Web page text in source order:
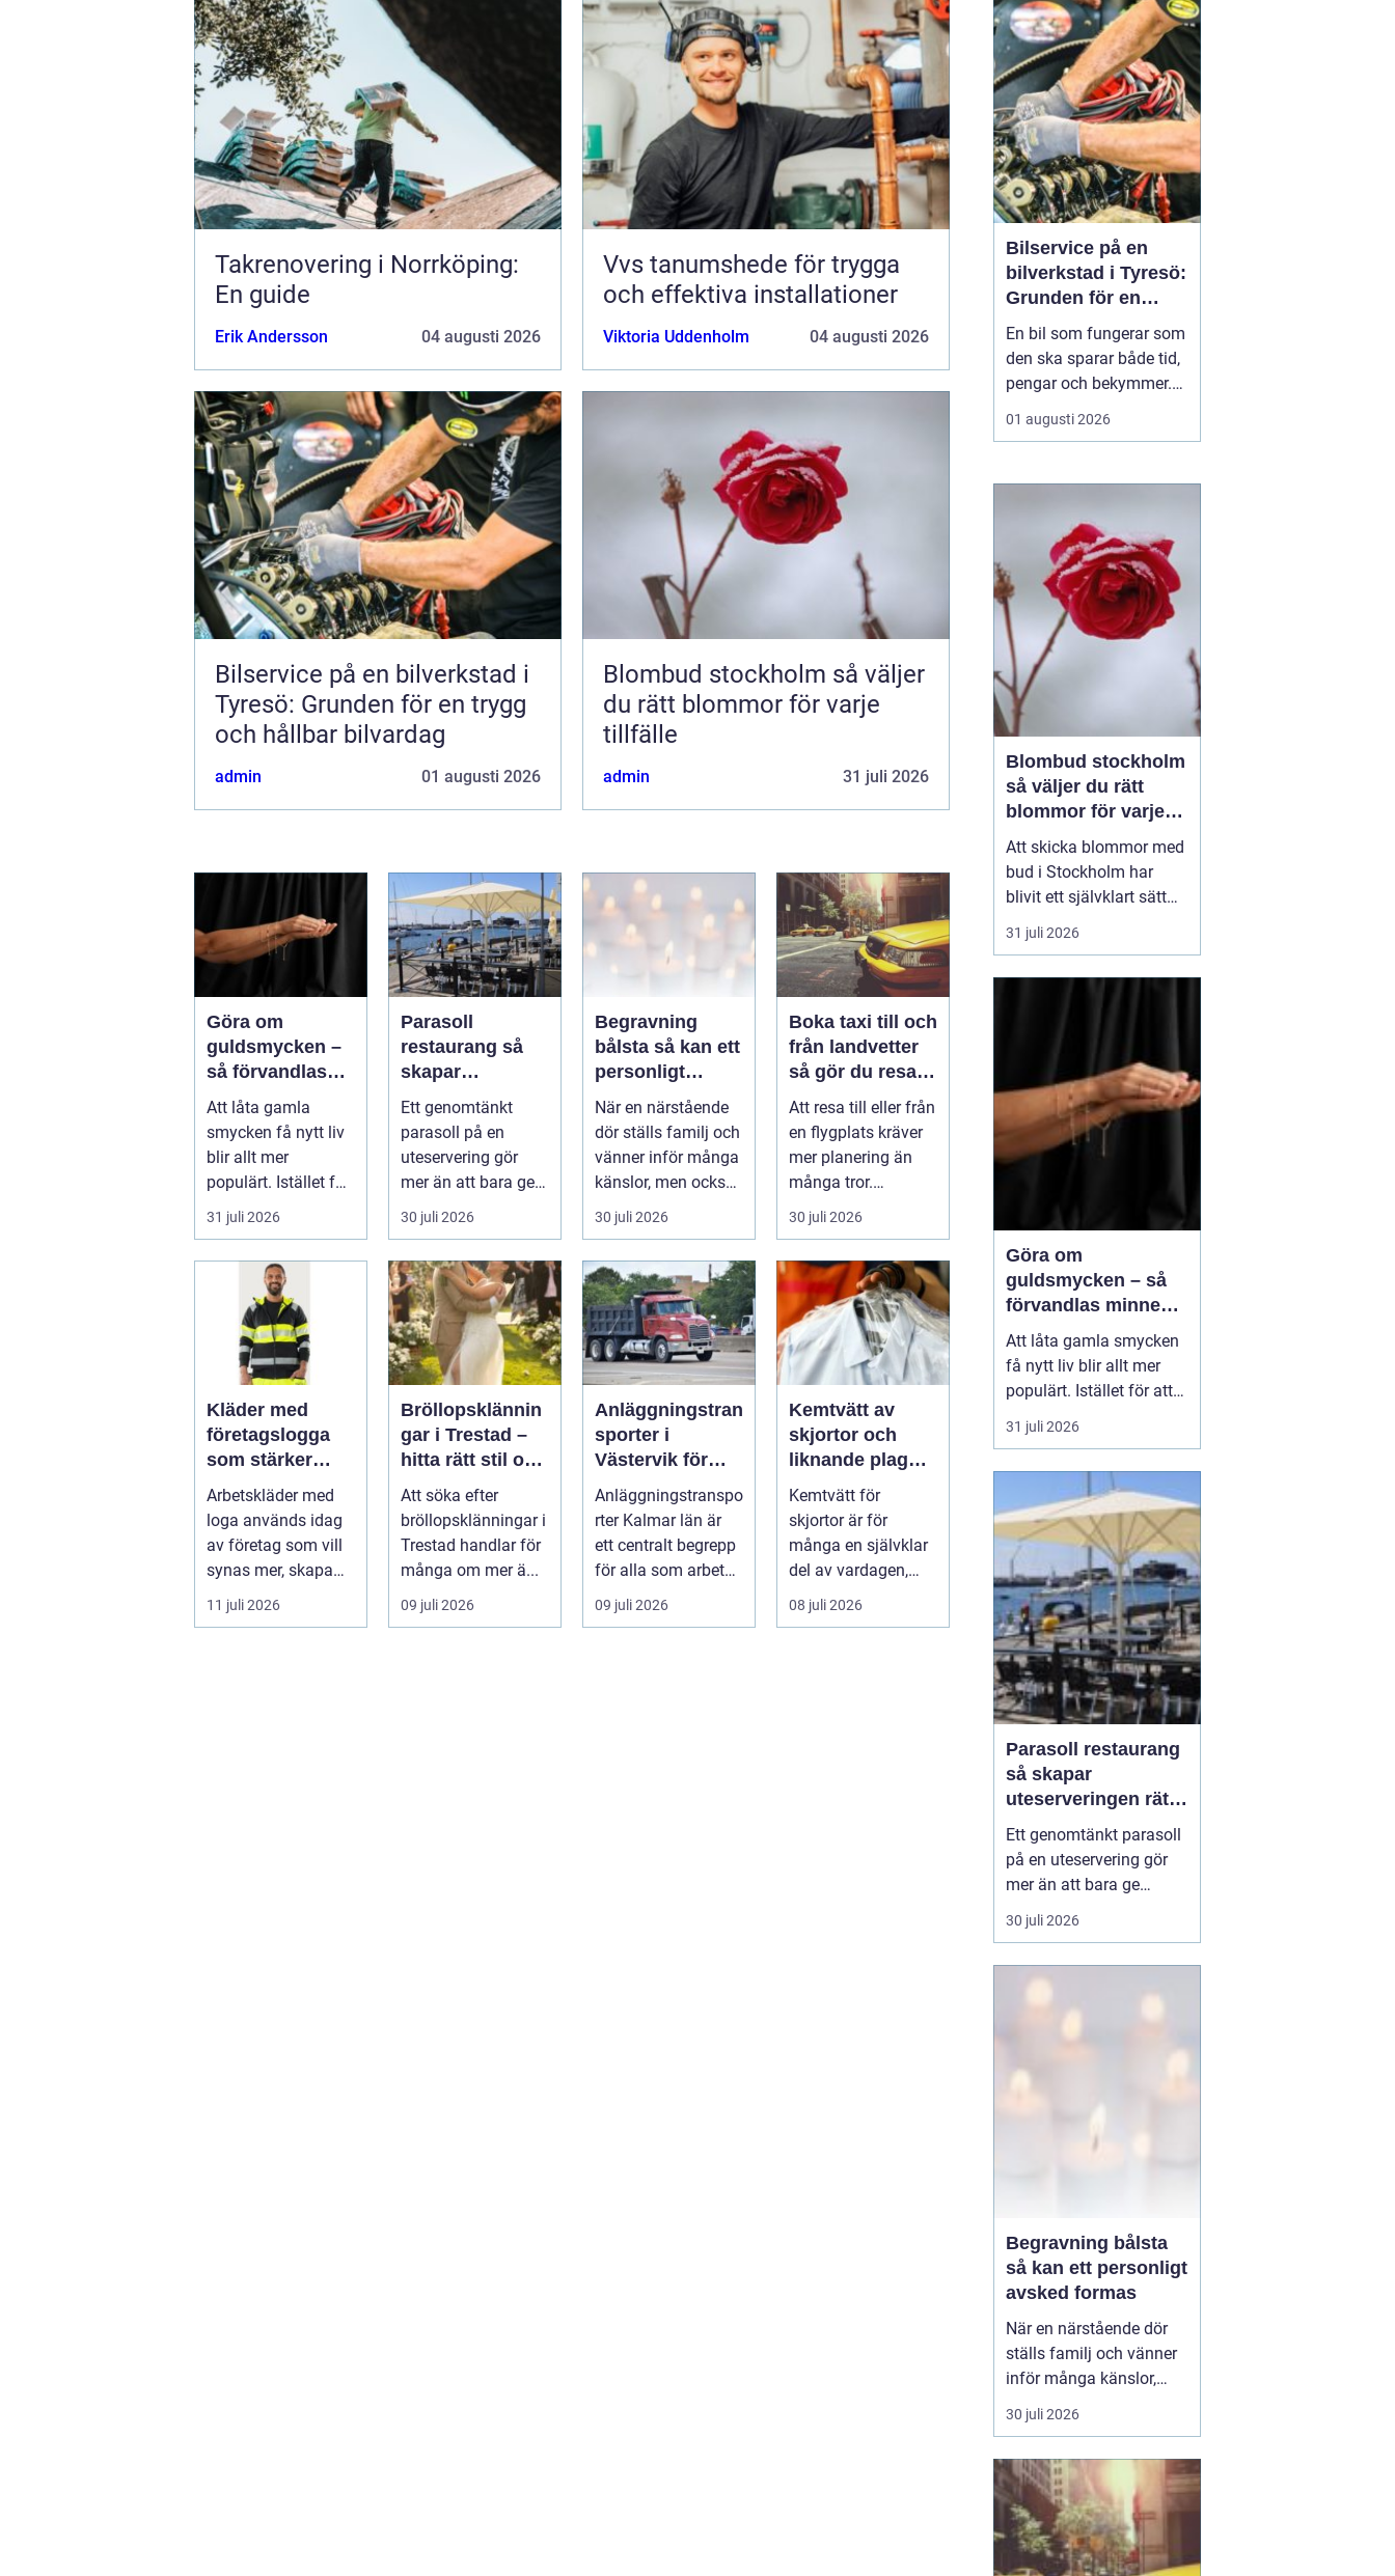
Takrenovering i Norrköping:
En guide
Erik Andersson 04 augusti 2026
Vvs tanumshede för trygga
och effektiva installationer
Viktoria Uddenholm 04 augusti 2026
Bilservice på en bilverkstad i
Tyresö: Grunden för en trygg
och hållbar bilvardag
admin 01 augusti 2026
Blombud stockholm så väljer
du rätt blommor för varje
tillfälle
admin 31 juli 2026
Göra om
guldsmycken –
så förvandlas
minnen till nya
favoriter
Att låta gamla
smycken få nytt liv
blir allt mer
populärt. Istället för
a...
31 juli 2026
Parasoll
restaurang så
skapar
uteserveringen
rätt känsla året
runt
Ett genomtänkt
parasoll på en
uteservering gör
mer än att bara ge
skugga. Det
påverkar hur länge
gäs...
30 juli 2026
Begravning
bålsta så kan ett
personligt
avsked formas
När en närstående
dör ställs familj och
vänner inför många
känslor, men också
praktiska beslut. En
b...
30 juli 2026
Boka taxi till och
från landvetter
så gör du resan
trygg och
smidig
Att resa till eller från
en flygplats kräver
mer planering än
många tror.
Flygtider, packning,
säker...
30 juli 2026
Kläder med
företagslogga
som stärker
varumärket
varje dag
Arbetskläder med
loga används idag
av företag som vill
synas mer, skapa
stolthet inte...
11 juli 2026
Bröllopsklännin
gar i Trestad –
hitta rätt stil och
passform inför
den stora dagen
Att söka efter
bröllopsklänningar i
Trestad handlar för
många om mer ä...
09 juli 2026
Anläggningstran
sporter i
Västervik för
effektiva
byggprojekt
Anläggningstranspo
rter Kalmar län är
ett centralt begrepp
för alla som arbetar
m...
09 juli 2026
Kemtvätt av
skjortor och
liknande plagg:
Så fungerar
professionell
klädvård i
praktiken
Kemtvätt för
skjortor är för
många en självklar
del av vardagen,
men ...
08 juli 2026
skiljer en seriös vvs
partner från en tillfällig
lösning, hur en
installation bör gå till
och vilka...
Bilservice på en
bilverkstad i Tyresö:
Grunden för en
trygg och hållbar
bilvardag
En bil som fungerar som
den ska sparar både tid,
pengar och bekymmer.
För många förare blir
servicefrågan ändå
tills en varningslampa
känns fel. Ge...
01 augusti 2026
Blombud stockholm
så väljer du rätt
blommor för varje
tillfälle
Att skicka blommor med
bud i Stockholm har
blivit ett självklart sätt
att visa omtanke, fira
stora händelser eller
svårt att formulera i ord.
sekunder, oavsett om
mottagaren befinner sig
på konto...
31 juli 2026
Göra om
guldsmycken – så
förvandlas minnen
till nya favoriter
Att låta gamla smycken
få nytt liv blir allt mer
populärt. Istället för att
låta arvegods ligga i en
låda kan de formas om
passar stilen i dag och
bär med sig historien.
N&au...
31 juli 2026
Parasoll restaurang
så skapar
uteserveringen rätt
känsla året runt
Ett genomtänkt parasoll
på en uteservering gör
mer än att bara ge
skugga. Det påverkar hur
länge gästerna stannar,
och om de väljer att
komma tillbaka. När
kraven på komfort,
30 juli 2026
Begravning bålsta
så kan ett personligt
avsked formas
När en närstående dör
ställs familj och vänner
inför många känslor,
men också praktiska
beslut.
ceremoni i någon av
Håbo församlings kyrkor
eller ka...
30 juli 2026